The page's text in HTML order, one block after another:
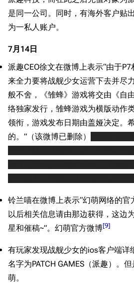
是同一公司。同时，有海外客户贴
为一私人账户。
7月14日
派趣CEO徐文在微博上表示“由于
来全力要将战舰少女运营下去并尽
般不舍，《雏蜂》游戏将交由《自
络独家发行，雏蜂游戏为横版动作
领衔，游戏发布日期由盖娅决定。
的。”（该微博已删除）
铃兰喵在微博上表示“幻萌网络的官
以后相关信息请由那边获得，这边
星和催稿~”。幻萌官方微博[9]
有玩家发现战舰少女的ios客户端详
名字为PATCH GAMES（派趣）。
萌。